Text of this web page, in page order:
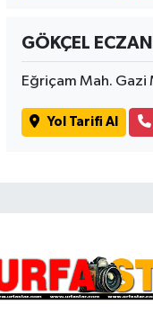
GÖKÇEL
Eğriçam Mah. Gazi
Yol Tarifi Al